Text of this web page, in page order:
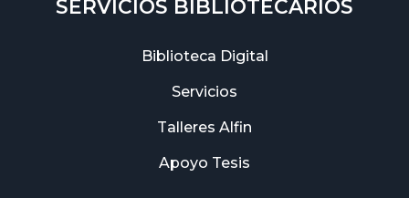
SERVICIOS BIBLIOTECARIOS
Biblioteca Digital
Servicios
Talleres Alfin
Apoyo Tesis